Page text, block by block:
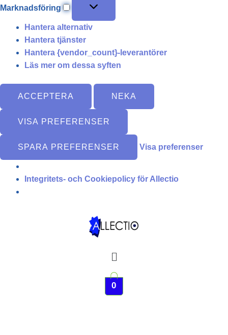
Marknadsföring
Hantera alternativ
Hantera tjänster
Hantera {vendor_count}-leverantörer
Läs mer om dessa syften
ACCEPTERA NEKA
VISA PREFERENSER
SPARA PREFERENSER Visa preferenser
Integritets- och Cookiepolicy för Allectio
Meny
0